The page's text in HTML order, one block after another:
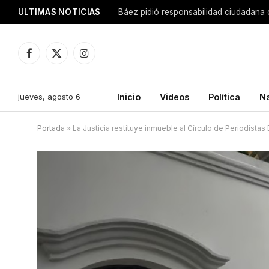
ULTIMAS NOTICIAS Báez pidió responsabilidad ciudadana
Facebook
X
Instagram
jueves, agosto 6 Inicio Videos Política
Portada » La Justicia restituye inmueble al Círculo de